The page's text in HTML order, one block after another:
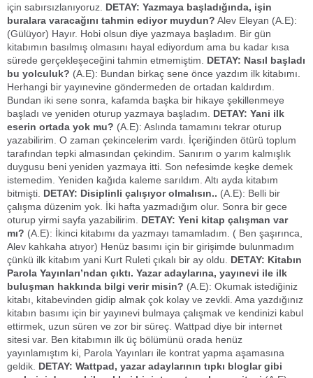
için sabırsızlanıyoruz. DETAY: Yazmaya başladığında, işin
buralara varacağını tahmin ediyor muydun? Alev Eleyan (A.E):
(Gülüyor) Hayır. Hobi olsun diye yazmaya başladım. Bir gün
kitabımın basılmış olmasını hayal ediyordum ama bu kadar kısa
sürede gerçekleşeceğini tahmin etmemiştim. DETAY: Nasıl başladı
bu yolculuk? (A.E): Bundan birkaç sene önce yazdım ilk kitabımı.
Herhangi bir yayınevine göndermeden de ortadan kaldırdım.
Bundan iki sene sonra, kafamda başka bir hikaye şekillenmeye
başladı ve yeniden oturup yazmaya başladım. DETAY: Yani ilk
eserin ortada yok mu? (A.E): Aslında tamamını tekrar oturup
yazabilirim. O zaman çekincelerim vardı. İçeriğinden ötürü toplum
tarafından tepki almasından çekindim. Sanırım o yarım kalmışlık
duygusu beni yeniden yazmaya itti. Son nefesimde keşke demek
istemedim. Yeniden kağıda kaleme sarıldım. Altı ayda kitabım
bitmişti. DETAY: Disiplinli çalışıyor olmalısın.. (A.E): Belli bir
çalışma düzenim yok. İki hafta yazmadığım olur. Sonra bir gece
oturup yirmi sayfa yazabilirim. DETAY: Yeni kitap çalışman var
mı? (A.E): İkinci kitabımı da yazmayı tamamladım. ( Ben şaşırınca,
Alev kahkaha atıyor) Henüz basımı için bir girişimde bulunmadım
çünkü ilk kitabım yani Kurt Ruleti çıkalı bir ay oldu. DETAY: Kitabın
Parola Yayınları’ndan çıktı. Yazar adaylarına, yayınevi ile ilk
buluşman hakkında bilgi verir misin? (A.E): Okumak istediğiniz
kitabı, kitabevinden gidip almak çok kolay ve zevkli. Ama yazdığınız
kitabın basımı için bir yayınevi bulmaya çalışmak ve kendinizi kabul
ettirmek, uzun süren ve zor bir süreç. Wattpad diye bir internet
sitesi var. Ben kitabımın ilk üç bölümünü orada henüz
yayınlamıştım ki, Parola Yayınları ile kontrat yapma aşamasına
geldik. DETAY: Wattpad, yazar adaylarının tıpkı bloglar gibi